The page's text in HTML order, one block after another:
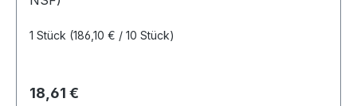
1 Stück (186,10 € / 10 Stück)
Regulärer Preis:
18,61 €